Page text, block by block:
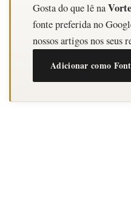
Gosta do que lê na
fonte preferida no
nossos artigos nos seus
Adicionar como